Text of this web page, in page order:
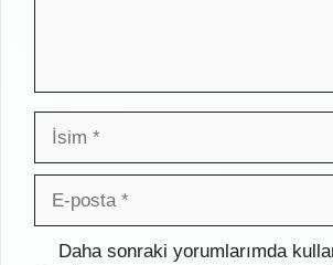
İsim
posta
İnternet
Daha sonraki yorumlarımda